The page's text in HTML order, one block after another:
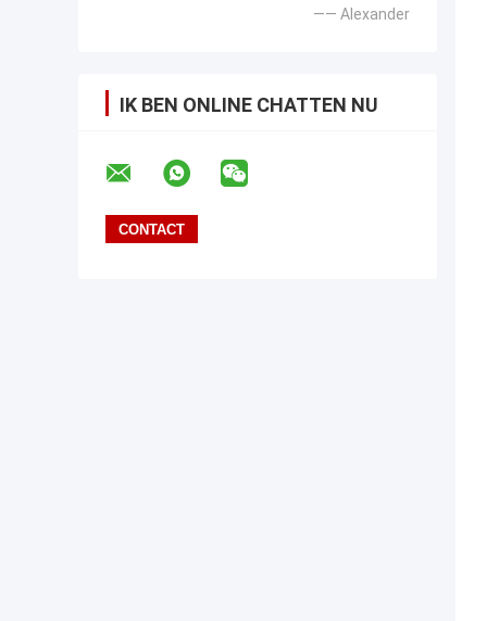
—— Alexander
IK BEN ONLINE CHATTEN NU